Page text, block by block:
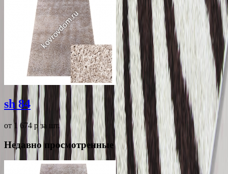
sh 84
от 1 674 pза шт.
Недавно просмотренные